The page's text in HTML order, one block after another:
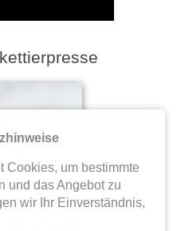
Cookies, um bestimmte
und das Angebot zu
wir Ihr Einverständnis,